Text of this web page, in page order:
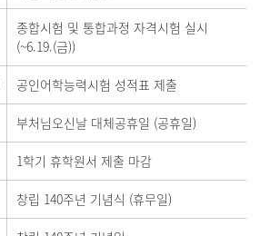
종합시험 및 통합과정 자격시험 실시
(~6.19.(금))
공인어학능력시험 성적표 제출
부처님오신날 대체공휴일 (공휴일)
1학기 휴학원서 제출 마감
창립 140주년 기념식 (휴무일)